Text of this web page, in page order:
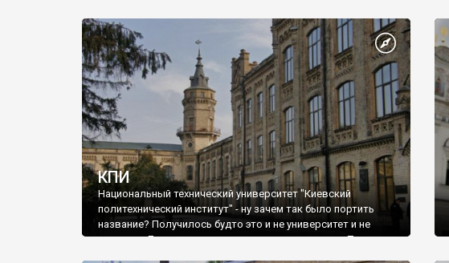
«Боже, где я живу, какая красота и величие существует на
свете, но все будто в параллельном измерении, в кино». Но
нужно шире открыть глаза – оказывается, что все-таки
измерение одно, просто иллюминатор покрылся очень
плотным слоем пыли…
КПИ
Национальный технический университет "Киевский
политехнический институт" - ну зачем так было портить
название? Получилось будто это и не университет и не
институт. Лично я, выпускник университета имени Тараса